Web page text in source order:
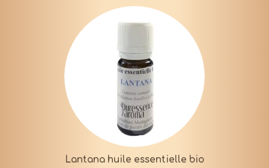
Lantana huile essentielle bio